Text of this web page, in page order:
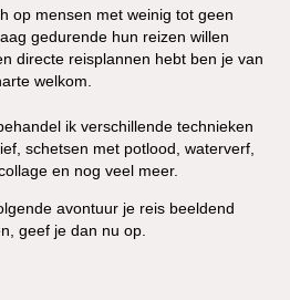
op mensen met weinig tot geen
gedurende hun reizen willen
directe reisplannen hebt ben je van
welkom.
ik verschillende technieken
schetsen met potlood, waterverf,
en nog veel meer.
avontuur je reis beeldend
geef je dan nu op.